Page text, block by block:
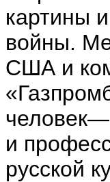
картины
войны.
США и
человек—
и
русской